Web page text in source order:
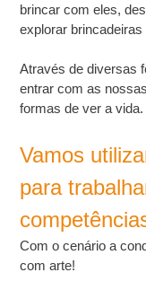
brincar com eles,
explorar
Através de diversas
entrar com as
formas de ver a vida.
Vamos
para
Com o cenário a
com arte!